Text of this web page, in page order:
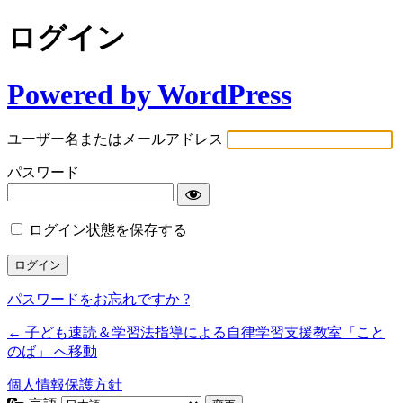
ログイン
Powered by WordPress
ユーザー名またはメールアドレス
パスワード
ログイン状態を保存する
パスワードをお忘れですか ?
← 子ども速読＆学習法指導による自律学習支援教室「こと
のば」 へ移動
個人情報保護方針